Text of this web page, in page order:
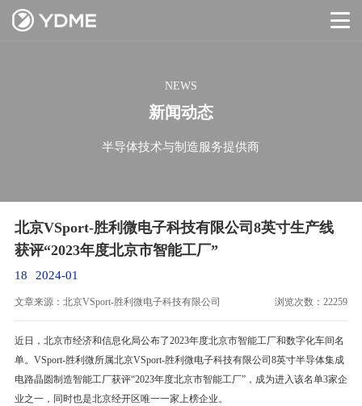
NEWS
新闻动态
半导体技术与制造服务提供商
北京VSport-胜利微电子科技有限公司8英寸生产线
获评“2023年度北京市智能工厂”
18 2024-01
文章来源：北京VSport-胜利微电子科技有限公司 浏览次数：22259
近日，北京市经济和信息化局公布了2023年度北京市智能工厂和数字化车间名
单。VSport-胜利微所属北京VSport-胜利微电子科技有限公司8英寸半导体集成
电路晶圆制造智能工厂获评“2023年度北京市智能工厂”，成为进入该名单3家企
业之一，同时也是北京经开区唯一一家上榜企业。